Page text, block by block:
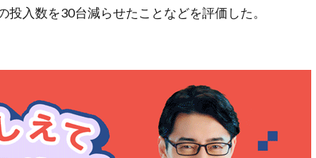
入数を30台減らせたことなどを評価した。